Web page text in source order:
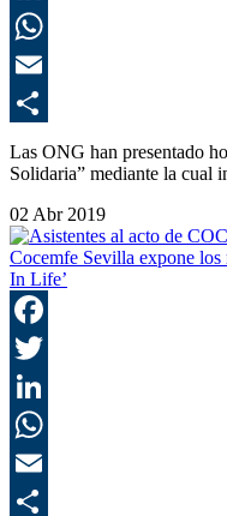
Las ONG han presentado
Solidaria” mediante la cual
02 Abr 2019
Cocemfe Sevilla expone los
In Life’